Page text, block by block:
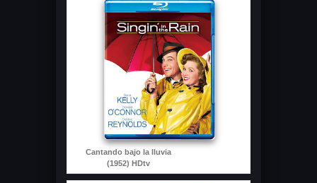
Cantando bajo la lluvia
(1952) HDtv